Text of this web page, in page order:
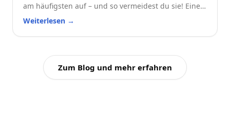
am häufigsten auf – und so vermeidest du sie! Eine
praktische Checkliste für alle Autofahrer.
Weiterlesen →
Zum Blog und mehr erfahren